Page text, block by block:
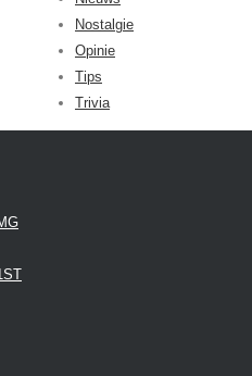
Nostalgie
Opinie
Tips
Trivia